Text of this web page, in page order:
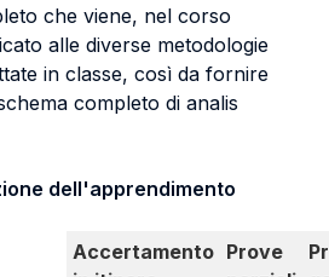
che viene, nel corso
alle diverse metodologie
in classe, così da fornire
completo di analis
dell'apprendimento
Accertamento Prove